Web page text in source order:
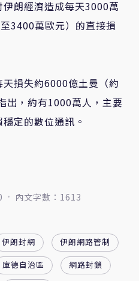
朗經濟造成每天3000萬
3400萬歐元）的直接損
損失約6000億土曼（約
出，約有1000萬人，主要
定的數位通訊。
內文字數：1613
伊朗封網
伊朗網路管制
庫德自治區
網路封鎖